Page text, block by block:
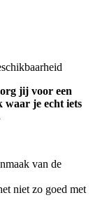
jij voor een
waar je echt iets
van de
niet zo goed met